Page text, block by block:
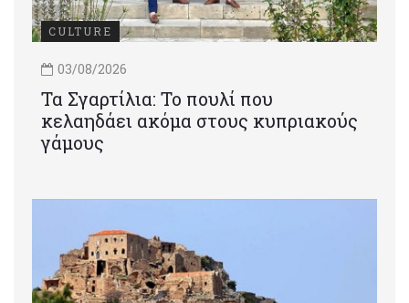
CULTURE
03/08/2026
Τα Σγαρτίλια: Το πουλί που
κελαηδάει ακόμα στους κυπριακούς
γάμους